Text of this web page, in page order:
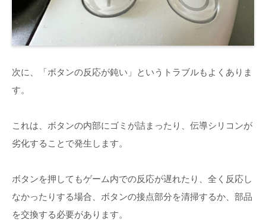
次に、「ボタンの反応が鈍い」というトラブルもよくありま
す。
これは、ボタンの内部にゴミが詰まったり、伝導シリコンが
劣化することで発生します。
ボタンを押してもゲーム内での反応が遅れたり、全く反応し
なかったりする場合、ボタンの接点部分を清掃するか、部品
を交換する必要があります。